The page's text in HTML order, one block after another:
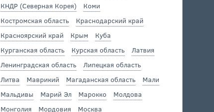
КНДР (Северная Корея)
Коми
Костромская область
Краснодарский край
Красноярский край
Крым
Куба
Курганская область
Курская область
Латвия
Ленинградская область
Липецкая область
Литва
Маврикий Магаданская область
Мали
Мальдивы
Марий Эл Марокко
Молдова
Монголия
Мордовия
Москва